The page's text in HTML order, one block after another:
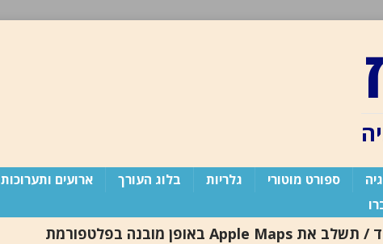
ספורט מוטורי גלריות בלוג העורך ארועים ותערוכות
פורד / תשלב את Apple Maps באופן מובנה בפלטפורמת